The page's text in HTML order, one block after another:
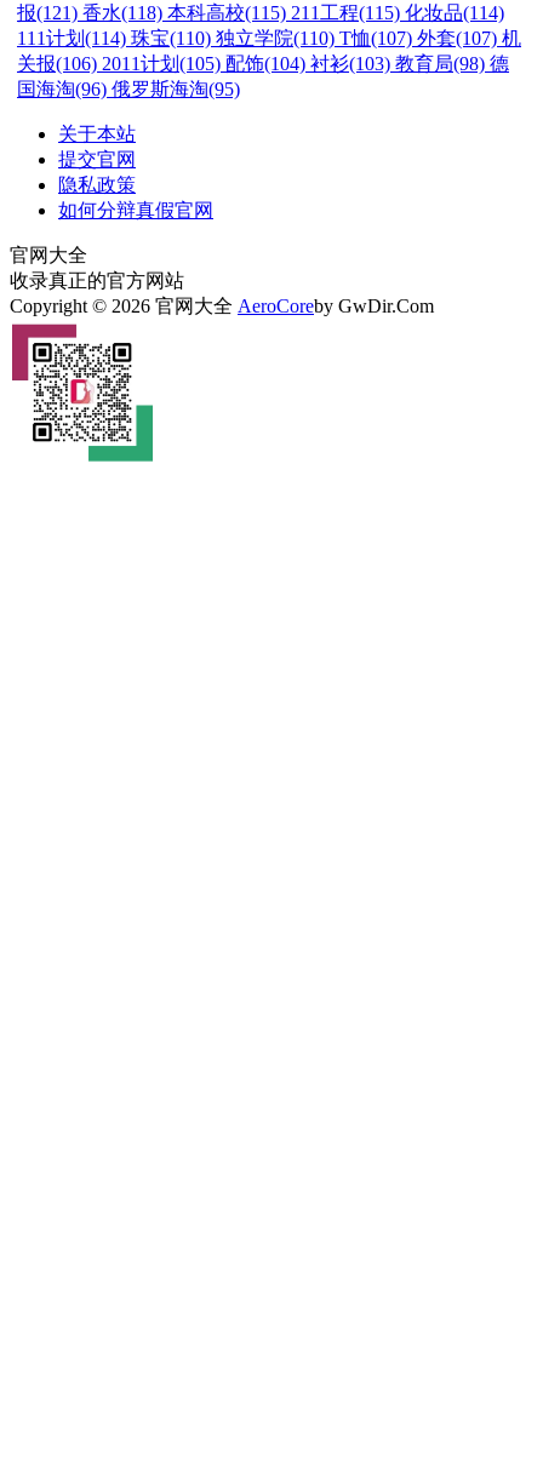
报(121) 香水(118) 本科高校(115) 211工程(115) 化妆品(114)
111计划(114) 珠宝(110) 独立学院(110) T恤(107) 外套(107) 机
关报(106) 2011计划(105) 配饰(104) 衬衫(103) 教育局(98) 德
国海淘(96) 俄罗斯海淘(95)
关于本站
提交官网
隐私政策
如何分辩真假官网
官网大全
收录真正的官方网站
Copyright © 2026 官网大全 AeroCoreby GwDir.Com